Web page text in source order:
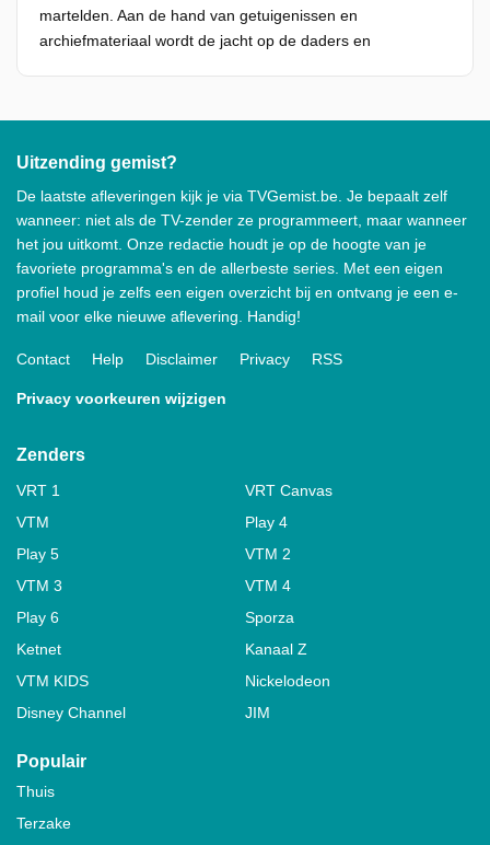
martelden. Aan de hand van getuigenissen en
archiefmateriaal wordt de jacht op de daders en
Uitzending gemist?
De laatste afleveringen kijk je via TVGemist.be. Je bepaalt zelf
wanneer: niet als de TV-zender ze programmeert, maar wanneer
het jou uitkomt. Onze redactie houdt je op de hoogte van je
favoriete programma's en de allerbeste series. Met een eigen
profiel houd je zelfs een eigen overzicht bij en ontvang je een e-
mail voor elke nieuwe aflevering. Handig!
Contact Help Disclaimer Privacy RSS
Privacy voorkeuren wijzigen
Zenders
VRT 1
VRT Canvas
VTM
Play 4
Play 5
VTM 2
VTM 3
VTM 4
Play 6
Sporza
Ketnet
Kanaal Z
VTM KIDS
Nickelodeon
Disney Channel
JIM
Populair
Thuis
Terzake